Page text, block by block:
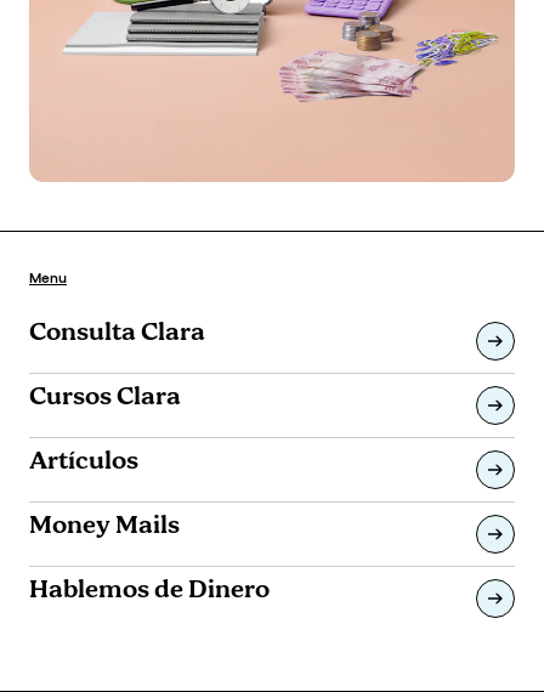
Menu
Consulta Clara
Cursos Clara
Artículos
Money Mails
Hablemos de Dinero